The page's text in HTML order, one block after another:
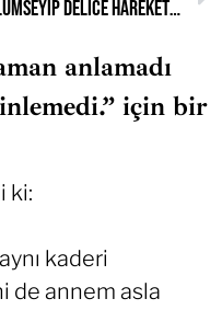
Gülümseyip delice hareketler yaptığımda; “Aa kapalıya bak” denmesini istemiyorum.
anlamadı
için bir
ki:
kaderi
de annem asla